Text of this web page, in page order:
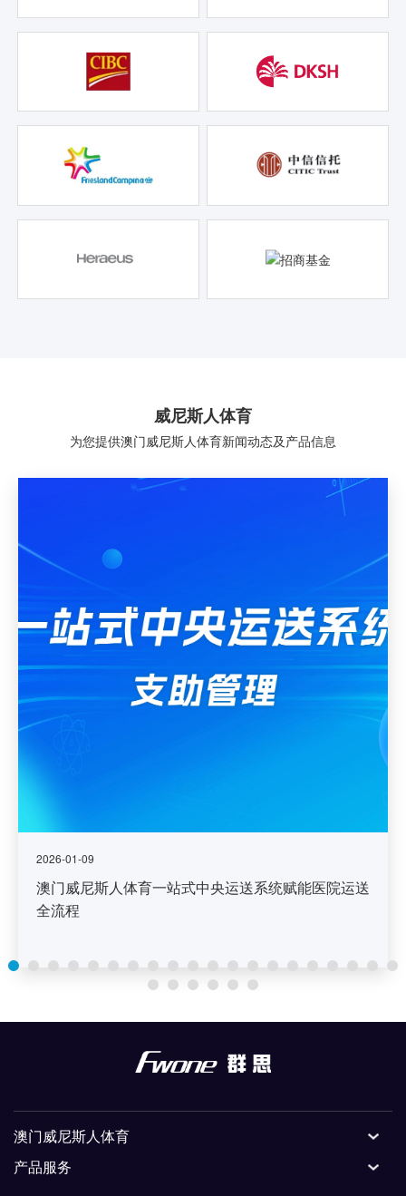
威尼斯人体育
为您提供澳门威尼斯人体育新闻动态及产品信息
2026-01-09
澳门威尼斯人体育一站式中央运送系统赋能医院运送
全流程
澳门威尼斯人体育
产品服务